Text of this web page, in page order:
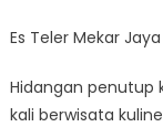
Es Teler Mekar
Hidangan penutup
kali berwisata